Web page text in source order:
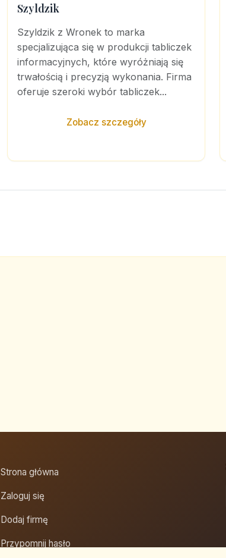
Szyldzik
Szyldzik z Wronek to marka
specjalizująca się w produkcji tabliczek
informacyjnych, które wyróżniają się
trwałością i precyzją wykonania. Firma
oferuje szeroki wybór tabliczek...
Zobacz szczegóły
Strona główna
Zaloguj się
Dodaj firmę
Przypomnij hasło